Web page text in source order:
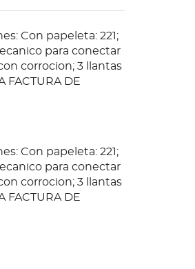
Con papeleta: 221;
para conectar
corrocion; 3 llantas
FACTURA DE
Con papeleta: 221;
para conectar
corrocion; 3 llantas
FACTURA DE